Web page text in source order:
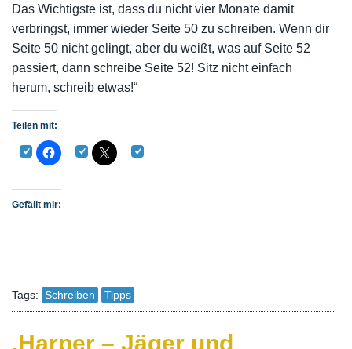
Das Wichtigste ist, dass du nicht vier Monate damit
verbringst, immer wieder Seite 50 zu schreiben. Wenn dir
Seite 50 nicht gelingt, aber du weißt, was auf Seite 52
passiert, dann schreibe Seite 52! Sitz nicht einfach
herum, schreib etwas!“
Teilen mit:
Gefällt mir:
Tags: Schreiben Tipps
‚Harper – Jäger und